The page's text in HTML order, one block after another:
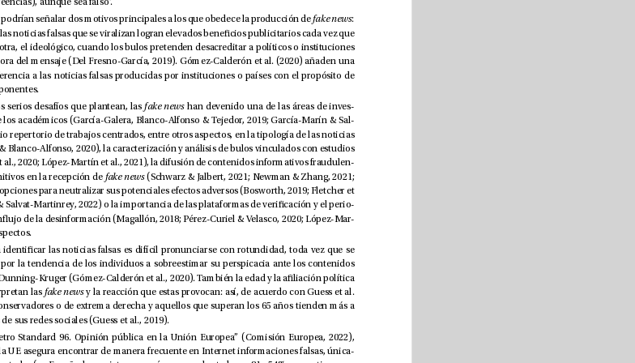
su visión del mundo (opinión, valores o creencias), aunque sea falso”.
Atendiendo a Allcot y Gentzkow (2017), se podrían señalar dos motivos principales a los que obedece la producción de
fake news
por una parte, el factor económico, ya que las noticias falsas que se viralizan logran elevados benecios publicitarios cada vez que
se visitan las páginas web matrices; y por otra, el ideológico, cuando los bulos pretenden desacreditar a políticos o instituciones
de signo opuesto al de la entidad generadora del mensaje (Del Fresno-García, 2019). Gómez-Calderón et al. (2020) añaden una
tercera razón, el motor estratégico, en referencia a las noticias falsas producidas por instituciones o países con el propósito de
reforzar su posición o debilitar la de sus oponentes.
fake news han devenido una de las áreas de inves-
tigación que mayor atención suscita entre los académicos (García-Galera, Blanco-Alfonso & Tejedor, 2019; García-Marín & Sal-
vat-Martinrey, 2022). Así lo reeja el amplio repertorio de trabajos centrados, entre otros aspectos, en la tipología de las noticias
falsas (García-Galera, Del-Hoyo-Hurtado & Blanco-Alfonso, 2020), la caracterización y análisis de bulos vinculados con estudios
de casos (Brennen et al., 2020; Salaverría et al., 2020; López-Martín et al., 2021), la difusión de contenidos informativos fraudulen-
tos (Vosoughi et al., 2018), los sesgos cognitivos en la recepción de
fake news
(Schwarz & Jalbert, 2021; Newman & Zhang, 2021;
Van-der-Linden & Roozenbeek, 2021), las opciones para neutralizar sus potenciales efectos adversos (Bosworth, 2019; Fletcher et
al., 2020; Vraga et al., 2020; García-Marín & Salvat-Martinrey, 2022) o la importancia de las plataformas de vericación y el perio-
dismo colaborativo a la hora de paliar el inujo de la desinformación (Magallón, 2018; Pérez-Curiel & Velasco, 2020; López-Mar-
tín & Córdoba-Cabús, 2021), entre otros aspectos.
Sobre la capacidad de la ciudadanía para identicar las noticias falsas es difícil pronunciarse con rotundidad, toda vez que se
encuentra condicionada en gran medida por la tendencia de los individuos a sobreestimar su perspicacia ante los contenidos
engañosos, lo que se conoce como efecto Dunning-Kruger (Gómez-Calderón et al., 2020). También la edad y la aliación política
parecen inuir en el modo en que se interpretan las
fake news
y la reacción que estas provocan: así, de acuerdo con Guess et al.
(2019), los usuarios identicados como conservadores o de extrema derecha y aquellos que superan los 65 años tienden más a
compartir este tipo de contenidos a través de sus redes sociales (Guess et al., 2019).
mientras que el 70% de los habitantes de la UE asegura encontrar de manera frecuente en Internet informaciones falsas, única-